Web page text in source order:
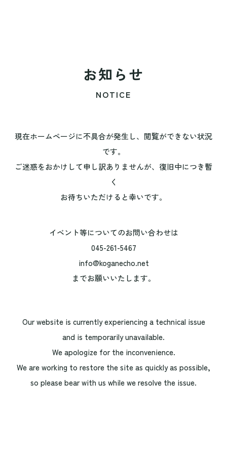
お知らせ
NOTICE
現在ホームページに不具合が発生し、閲覧ができない状況
です。
ご迷惑をおかけして申し訳ありませんが、復旧中につき暫
く
お待ちいただけると幸いです。
イベント等についてのお問い合わせは
045-261-5467
info@koganecho.net
までお願いいたします。
Our website is currently experiencing a technical issue
and is temporarily unavailable.
We apologize for the inconvenience.
We are working to restore the site as quickly as possible,
so please bear with us while we resolve the issue.